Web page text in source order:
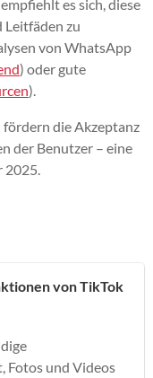
es sich, diese
zu
von WhatsApp
) oder gute
).
die Akzeptanz
der Benutzer – eine
von TikTok
Fotos und Videos